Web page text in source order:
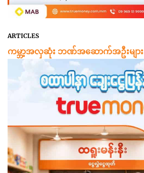
ARTICLES
ကမ္ဘာ့အလှဆုံး ဘဏ်အဆောက်အဦးများ